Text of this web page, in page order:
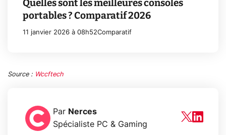
Quelles sont les meilleures consoles
portables ? Comparatif 2026
11 janvier 2026 à 08h52Comparatif
Source : Wccftech
Par Nerces
Spécialiste PC & Gaming